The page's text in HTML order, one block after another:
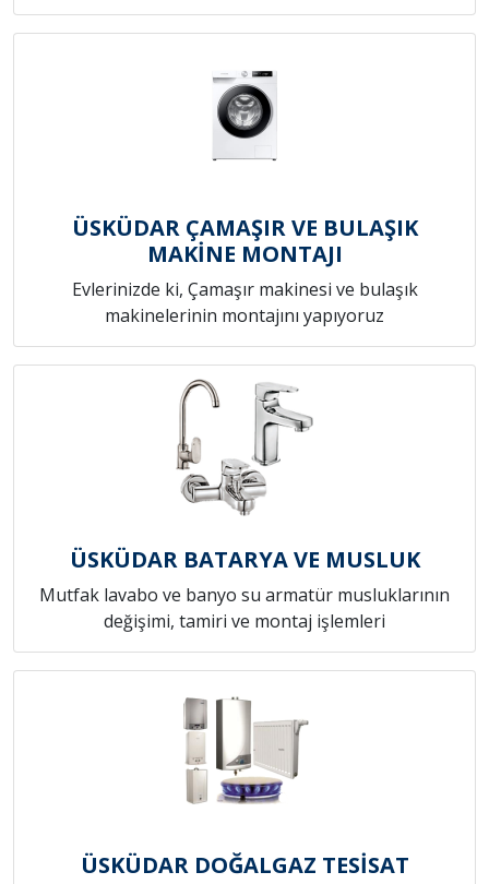
ÜSKÜDAR ÇAMAŞIR VE BULAŞIK
MAKİNE MONTAJI
Evlerinizde ki, Çamaşır makinesi ve bulaşık
makinelerinin montajını yapıyoruz
ÜSKÜDAR BATARYA VE MUSLUK
Mutfak lavabo ve banyo su armatür musluklarının
değişimi, tamiri ve montaj işlemleri
ÜSKÜDAR DOĞALGAZ TESİSAT